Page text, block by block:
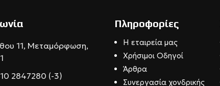
11, Μεταμόρφωση,
2847280 (-3)
Πληροφορίες
Η εταιρεία μας
Χρήσιμοι Οδηγοί
Άρθρα
Συνεργασία χονδρικής